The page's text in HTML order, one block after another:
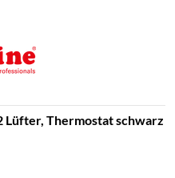
Lüfter, Thermostat schwarz